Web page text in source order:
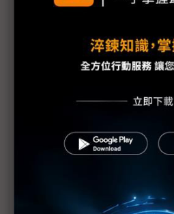
中東戰火推升能源危機 台灣
中東戰火外溢汽車供應鏈 歐
「雙重衝擊」
中東衝突背後的AI模型之爭
實際落地誰更勝一籌？